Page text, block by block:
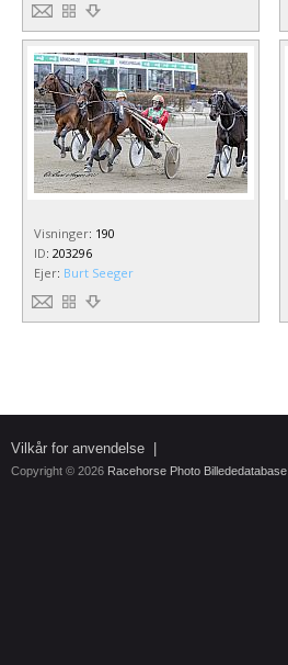
Visninger: 190
ID: 203296
Ejer: Burt Seeger
Vilkår for anvendelse
Copyright © 2026 Racehorse Photo Billededatabase